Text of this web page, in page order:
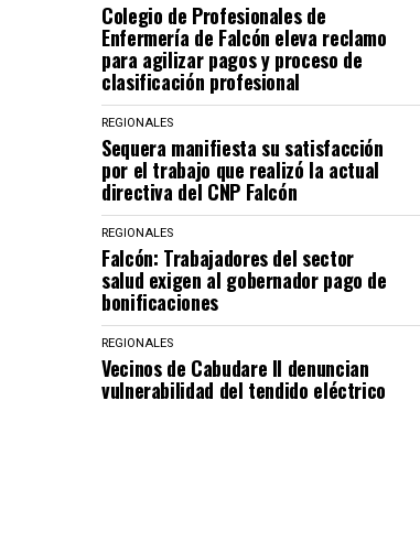
Colegio de Profesionales de
Enfermería de Falcón eleva reclamo
para agilizar pagos y proceso de
clasificación profesional
REGIONALES
Sequera manifiesta su satisfacción
por el trabajo que realizó la actual
directiva del CNP Falcón
REGIONALES
Falcón: Trabajadores del sector
salud exigen al gobernador pago de
bonificaciones
REGIONALES
Vecinos de Cabudare II denuncian
vulnerabilidad del tendido eléctrico